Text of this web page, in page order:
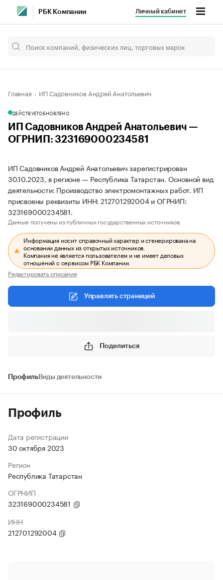
РБК Компании Личный кабинет
Главная ИП Садовников Андрей Анатольевич
ДЕЙСТВУЕТОБНОВЛЕНО
ИП Садовников Андрей Анатольевич —
ОГРНИП: 323169000234581
ИП Садовников Андрей Анатольевич зарегистрирован
30.10.2023, в регионе — Республика Татарстан. Основной вид
деятельности: Производство электромонтажных работ. ИП
присвоены реквизиты ИНН: 212701292004 и ОГРНИП:
323169000234581.
Данные получены из публичных государственных источников.
Информация носит справочный характер и сгенерирована на
основании данных из открытых источников.
Компания не является пользователем и не имеет деловых
отношений с сервисом РБК Компании.
Редактировать описание
Управлять страницей
Поделиться
ПрофильВиды деятельности
Профиль
Дата регистрации
30 октября 2023
Регион
Республика Татарстан
ОГРНИП
323169000234581
ИНН
212701292004